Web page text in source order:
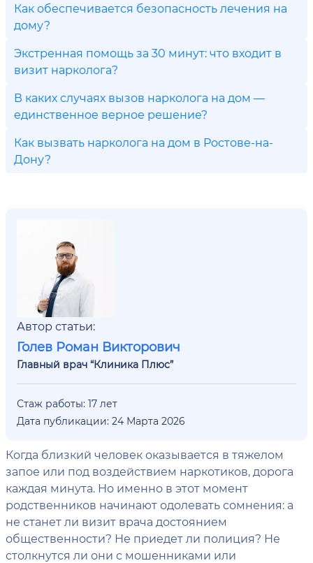
Как обеспечивается безопасность лечения на
дому?
Экстренная помощь за 30 минут: что входит в
визит нарколога?
В каких случаях вызов нарколога на дом —
единственное верное решение?
Как вызвать нарколога на дом в Ростове-на-
Дону?
Автор статьи:
Голев Роман Викторович
Главный врач “Клиника Плюс”
Стаж работы: 17 лет
Дата публикации: 24 Марта 2026
Когда близкий человек оказывается в тяжелом
запое или под воздействием наркотиков, дорога
каждая минута. Но именно в этот момент
родственников начинают одолевать сомнения: а
не станет ли визит врача достоянием
общественности? Не приедет ли полиция? Не
столкнутся ли они с мошенниками или